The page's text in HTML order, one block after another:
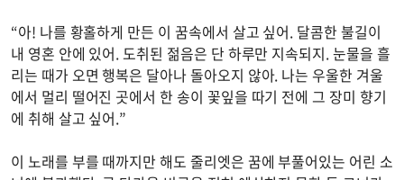
“아! 나를 황홀하게 만든 이 꿈속에서 살고 싶어. 달콤한 불길이
내 영혼 안에 있어. 도취된 젊음은 단 하루만 지속되지. 눈물을 흘
리는 때가 오면 행복은 달아나 돌아오지 않아. 나는 우울한 겨울
에서 멀리 떨어진 곳에서 한 송이 꽃잎을 따기 전에 그 장미 향기
에 취해 살고 싶어.”
이 노래를 부를 때까지만 해도 줄리엣은 꿈에 부풀어있는 어린 소